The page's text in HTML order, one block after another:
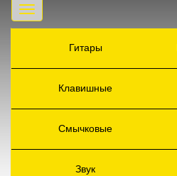
Toggle
navigation
Гитары
Клавишные
Смычковые
Звук